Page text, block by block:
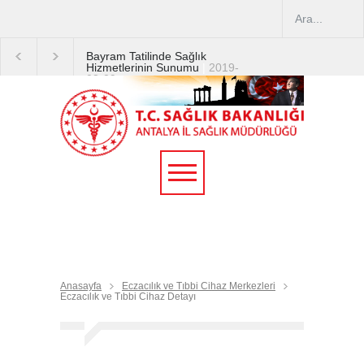
Bayram Tatilinde Sağlık
Hizmetlerinin Sunumu
2019-
08-09
2019 YILI TEMMUZ AYI
DİYALİZ MERKEZLERİ
CİHAZ ARTIRIMLARI|2019-
07-31
ve Üniteleri Hakkında
Anasayfa
Eczacılık ve Tıbbi Cihaz Merkezleri
Eczacılık ve Tıbbi Cihaz Detayı